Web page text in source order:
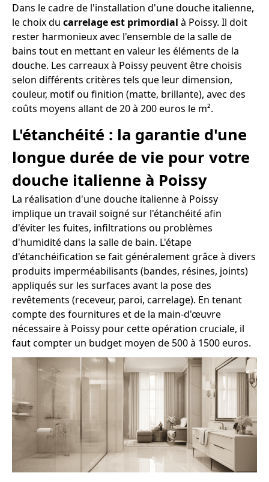
Dans le cadre de l'installation d'une douche italienne,
le choix du carrelage est primordial à Poissy. Il doit
rester harmonieux avec l'ensemble de la salle de
bains tout en mettant en valeur les éléments de la
douche. Les carreaux à Poissy peuvent être choisis
selon différents critères tels que leur dimension,
couleur, motif ou finition (matte, brillante), avec des
coûts moyens allant de 20 à 200 euros le m².
L'étanchéité : la garantie d'une
longue durée de vie pour votre
douche italienne à Poissy
La réalisation d'une douche italienne à Poissy
implique un travail soigné sur l'étanchéité afin
d'éviter les fuites, infiltrations ou problèmes
d'humidité dans la salle de bain. L'étape
d'étanchéification se fait généralement grâce à divers
produits imperméabilisants (bandes, résines, joints)
appliqués sur les surfaces avant la pose des
revêtements (receveur, paroi, carrelage). En tenant
compte des fournitures et de la main-d'œuvre
nécessaire à Poissy pour cette opération cruciale, il
faut compter un budget moyen de 500 à 1500 euros.